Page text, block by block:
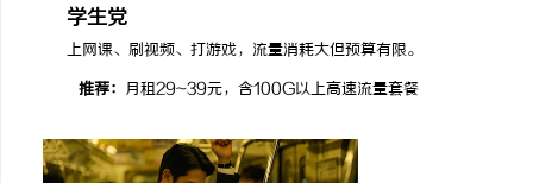
学生党
上网课、刷视频、打游戏，流量消耗大但预算有限。
推荐： 月租29~39元，含100G以上高速流量套餐